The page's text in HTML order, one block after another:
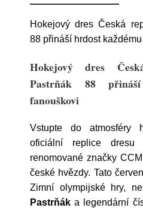
Hokejový dres Česká
88 přináší hrdost
Hokejový dres
Pastrňák 88
fanouškovi
Vstupte do atmosféry
oficiální replice dresu
renomované značky
české hvězdy. Tato
Zimní olympijské hry,
Pastrňák a legendární